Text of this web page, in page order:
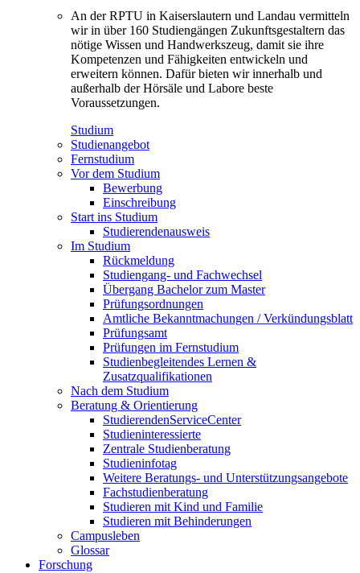
An der RPTU in Kaiserslautern und Landau vermitteln
wir in über 160 Studiengängen Zukunftsgestaltern das
nötige Wissen und Handwerkszeug, damit sie ihre
Kompetenzen und Fähigkeiten entwickeln und
erweitern können. Dafür bieten wir innerhalb und
außerhalb der Hörsäle und Labore beste
Voraussetzungen.
Studium
Studienangebot
Fernstudium
Vor dem Studium
Bewerbung
Einschreibung
Start ins Studium
Studierendenausweis
Im Studium
Rückmeldung
Studiengang- und Fachwechsel
Übergang Bachelor zum Master
Prüfungsordnungen
Amtliche Bekanntmachungen / Verkündungsblatt
Prüfungsamt
Prüfungen im Fernstudium
Studienbegleitendes Lernen &
Zusatzqualifikationen
Nach dem Studium
Beratung & Orientierung
StudierendenServiceCenter
Studieninteressierte
Zentrale Studienberatung
Studieninfotag
Weitere Beratungs- und Unterstützungsangebote
Fachstudienberatung
Studieren mit Kind und Familie
Studieren mit Behinderungen
Campusleben
Glossar
Forschung